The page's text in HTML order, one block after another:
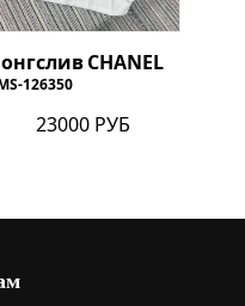
CHANEL
126350
23000 РУБ